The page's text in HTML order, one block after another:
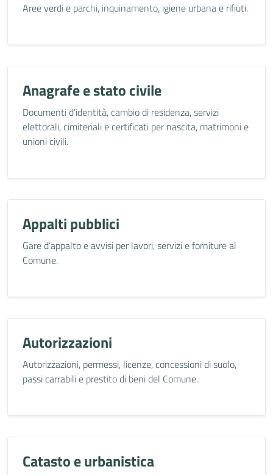
Aree verdi e parchi, inquinamento, igiene urbana e rifiuti.
Anagrafe e stato civile
Documenti d’identità, cambio di residenza, servizi
elettorali, cimiteriali e certificati per nascita, matrimoni e
unioni civili.
Appalti pubblici
Gare d’appalto e avvisi per lavori, servizi e forniture al
Comune.
Autorizzazioni
Autorizzazioni, permessi, licenze, concessioni di suolo,
passi carrabili e prestito di beni del Comune.
Catasto e urbanistica